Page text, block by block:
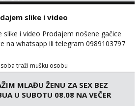
slike i video
slike i video Prodajem nošene gačice
na whatsapp ili telegram 0989103797
traži mušku osobu
MLAĐU ŽENU ZA SEX BEZ
U SUBOTU 08.08 NA VEČER